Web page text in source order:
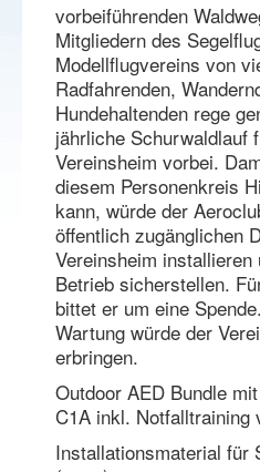
vorbeiführenden
Mitgliedern des
Modellflugvereins von
Radfahrenden,
Hundehaltenden rege
jährliche Schurwaldlauf
Vereinsheim vorbei.
diesem Personenkreis
kann, würde der
öffentlich zugänglichen
Vereinsheim installieren
Betrieb sicherstellen.
bittet er um eine
Wartung würde der
erbringen.
Outdoor AED Bundle
C1A inkl. Notfalltraining
Installationsmaterial für